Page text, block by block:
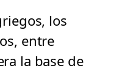
los
entre
la base de